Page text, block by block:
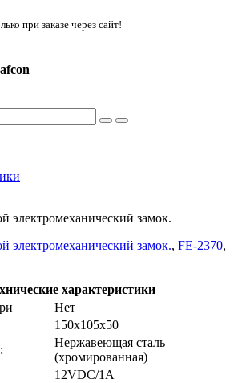
при заказе через сайт!
электромеханический замок.
электромеханический замок., FE-2370,
характеристики
Нет
150х105х50
Нержавеющая сталь
(хромированная)
12VDC/1A